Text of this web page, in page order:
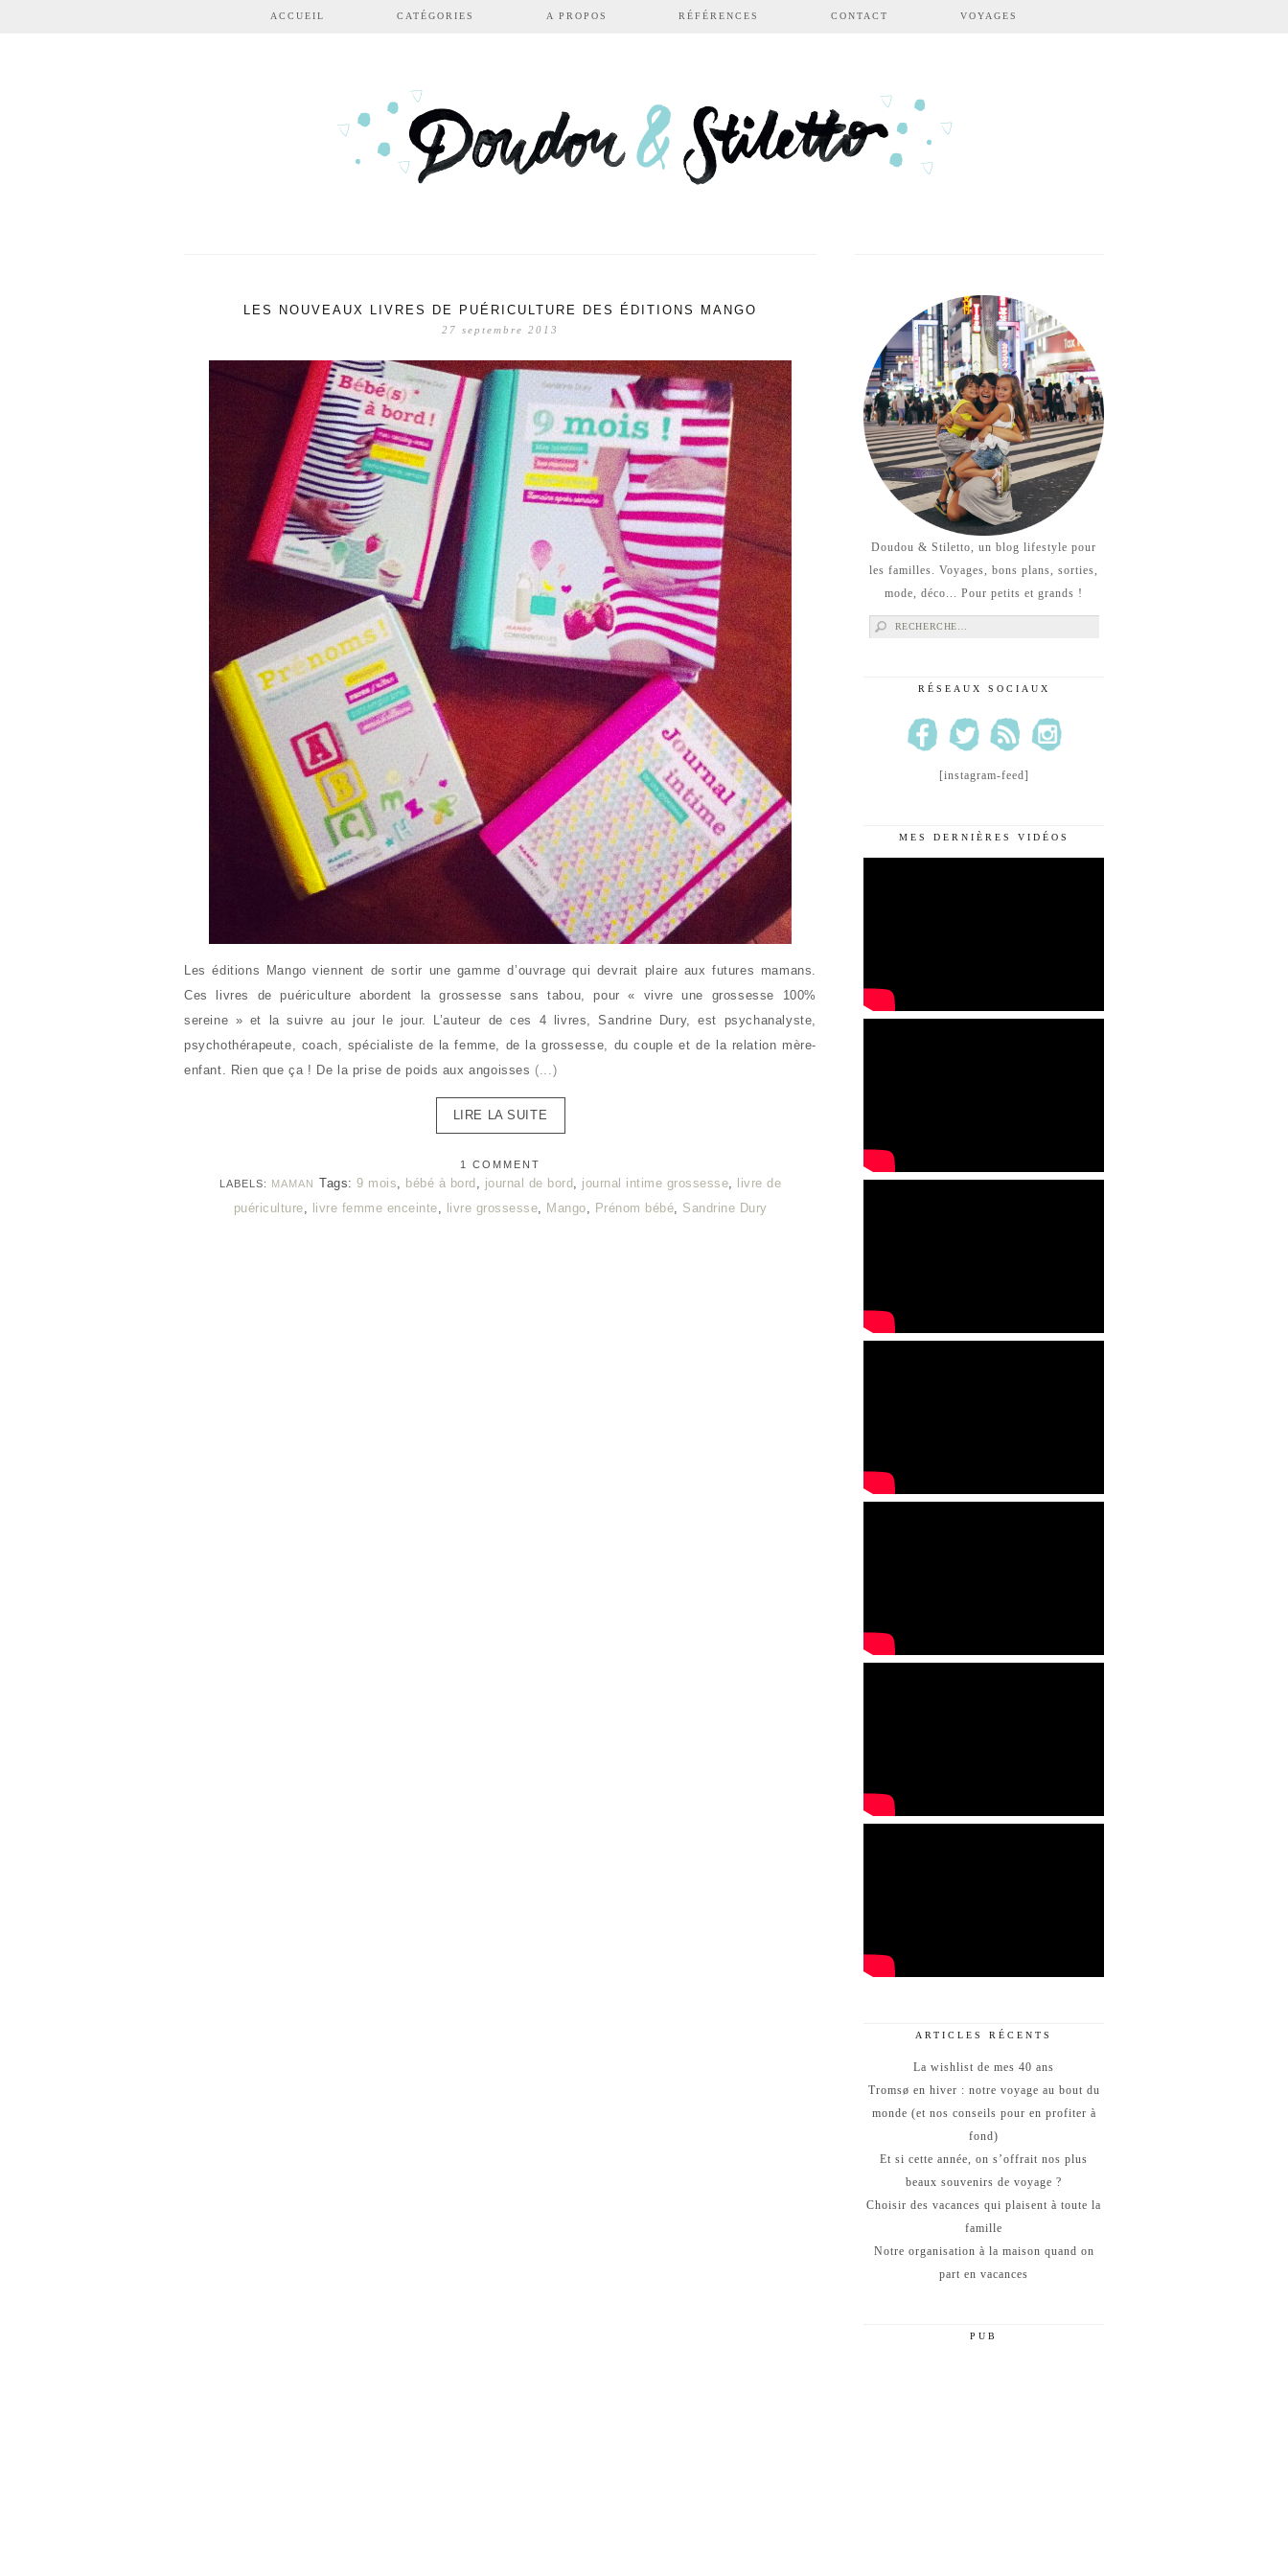
Aller au contenu principal
ACCUEIL CATÉGORIES A PROPOS RÉFÉRENCES CONTACT VOYAGES
LES NOUVEAUX LIVRES DE PUÉRICULTURE DES ÉDITIONS MANGO
27 septembre 2013
Les éditions Mango viennent de sortir une gamme d’ouvrage qui devrait plaire aux futures mamans.
Ces livres de puériculture abordent la grossesse sans tabou, pour « vivre une grossesse 100%
sereine » et la suivre au jour le jour. L’auteur de ces 4 livres, Sandrine Dury, est psychanalyste,
psychothérapeute, coach, spécialiste de la femme, de la grossesse, du couple et de la relation mère-
enfant. Rien que ça ! De la prise de poids aux angoisses (...)
LIRE LA SUITE
1 COMMENT
LABELS: MAMAN Tags: 9 mois, bébé à bord , journal de bord, journal intime grossesse,
livre de
puériculture, livre femme enceinte, livre grossesse, Mango, Prénom bébé, Sandrine Dury
Doudou & Stiletto, un blog lifestyle pour
les familles. Voyages, bons plans, sorties,
mode, déco... Pour petits et grands !
Rechercher :
RÉSEAUX SOCIAUX
[instagram-feed]
MES DERNIÈRES VIDÉOS
ARTICLES RÉCENTS
La wishlist de mes 40 ans
Tromsø en hiver : notre voyage au bout du
monde (et nos conseils pour en profiter à
fond)
Et si cette année, on s’offrait nos plus
beaux souvenirs de voyage ?
Choisir des vacances qui plaisent à toute la
famille
Notre organisation à la maison quand on
part en vacances
PUB